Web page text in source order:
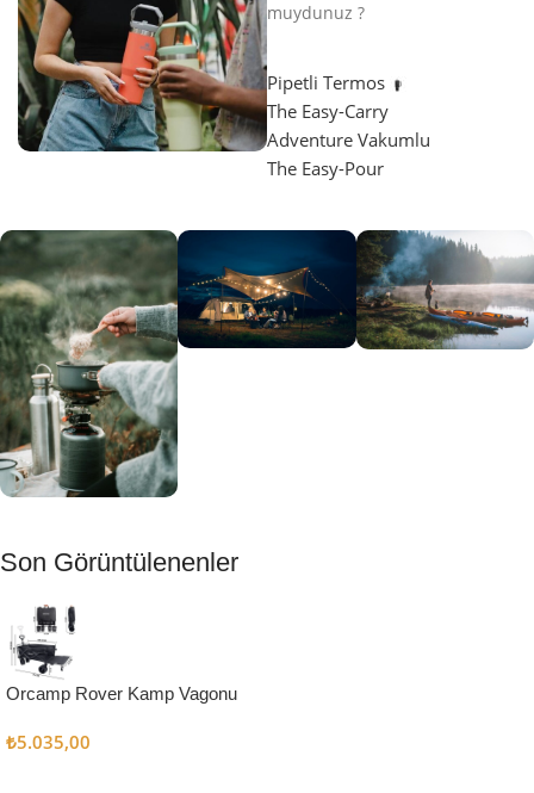
muydunuz ?
Pipetli Termos
The Easy-Carry
Adventure Vakumlu
The Easy-Pour
Muftağı
Kampçı
Şefler İçin
Keşfet
Son Görüntülenenler
Orcamp Rover Kamp Vagonu
₺5.035,00